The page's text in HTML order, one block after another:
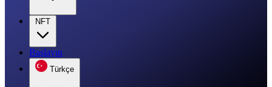
NFT
Başlayın
Türkçe